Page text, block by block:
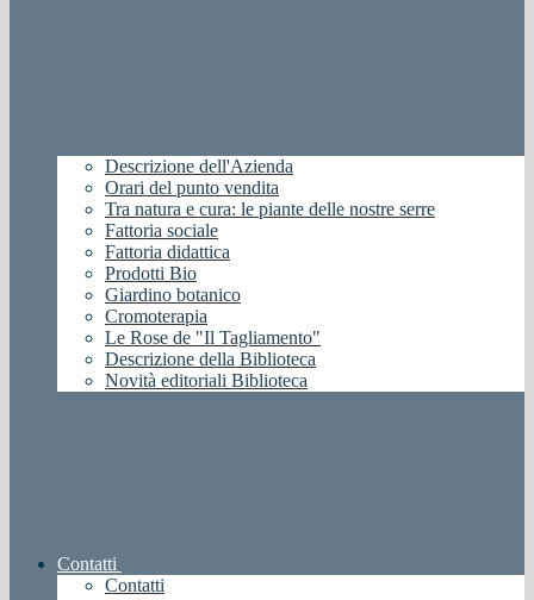
Descrizione dell'Azienda
Orari del punto vendita
Tra natura e cura: le piante delle nostre serre
Fattoria sociale
Fattoria didattica
Prodotti Bio
Giardino botanico
Cromoterapia
Le Rose de "Il Tagliamento"
Descrizione della Biblioteca
Novità editoriali Biblioteca
Contatti
Contatti